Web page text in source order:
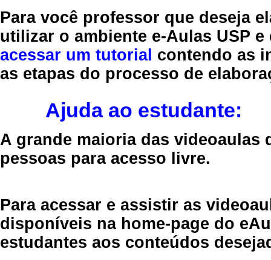
Para você professor que deseja
utilizar o ambiente e-Aulas USP
acessar um tutorial contendo as
as etapas do processo de
Ajuda ao estudante:
A grande maioria das videoaulas
pessoas para acesso livre.
Para acessar e assistir as
disponíveis na home-page do
estudantes aos conteúdos